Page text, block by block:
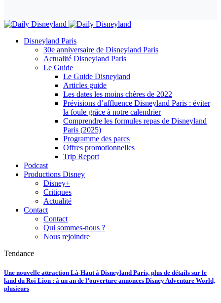
Disneyland Paris
30e anniversaire de Disneyland Paris
Actualité Disneyland Paris
Le Guide
Le Guide Disneyland
Articles guide
Les dates les moins chères de 2022
Prévisions d’affluence Disneyland Paris : éviter
la foule grâce à notre calendrier
Comprendre les formules repas de Disneyland
Paris (2025)
Programme des parcs
Offres promotionnelles
Trip Report
Podcast
Productions Disney
Disney+
Critiques
Actualité
Contact
Contact
Qui sommes-nous ?
Nous rejoindre
Tendance
Une nouvelle attraction Là-Haut à Disneyland Paris, plus de détails sur le
land du Roi Lion : à un an de l’ouverture annonces Disney Adventure World,
plusieurs